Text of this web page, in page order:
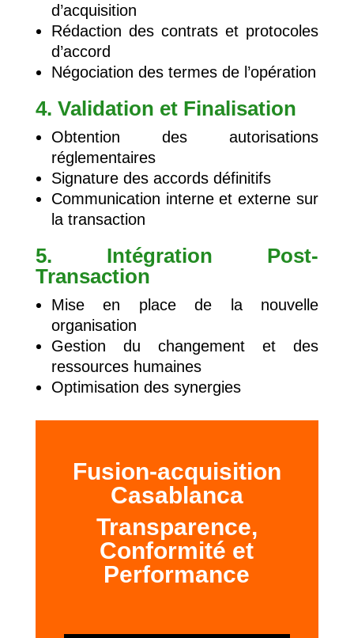
d’acquisition
Rédaction des contrats et protocoles
d’accord
Négociation des termes de l’opération
4. Validation et Finalisation
Obtention des autorisations
réglementaires
Signature des accords définitifs
Communication interne et externe sur
la transaction
5. Intégration Post-
Transaction
Mise en place de la nouvelle
organisation
Gestion du changement et des
ressources humaines
Optimisation des synergies
Fusion-acquisition
Casablanca
Transparence,
Conformité et
Performance